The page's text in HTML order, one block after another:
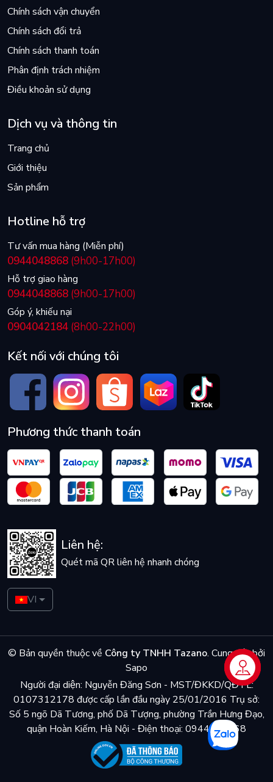
Chính sách vận chuyển
Chính sách đổi trả
Chính sách thanh toán
Phân định trách nhiệm
Điều khoản sử dụng
Dịch vụ và thông tin
Trang chủ
Giới thiệu
Sản phẩm
Hotline hỗ trợ
Tư vấn mua hàng (Miễn phí)
0944048868 (9h00-17h00)
Hỗ trợ giao hàng
0944048868 (9h00-17h00)
Góp ý, khiếu nại
0904042184 (8h00-22h00)
Kết nối với chúng tôi
Phương thức thanh toán
Liên hệ:
Quét mã QR liên hệ nhanh chóng
VI
© Bản quyền thuộc về Công ty TNHH Tazano. Cung cấp bởi
Sapo
Người đại diện: Nguyễn Đăng Sơn - MST/ĐKKD/QĐTL:
0107312178 được cấp lần đầu ngày 25/01/2016 Trụ sở:
Số 5 ngõ Dã Tương, phố Dã Tượng, phường Trần Hưng Đạo,
quận Hoàn Kiếm, Hà Nội - Điện thoại: 0944048868
Liên hệ